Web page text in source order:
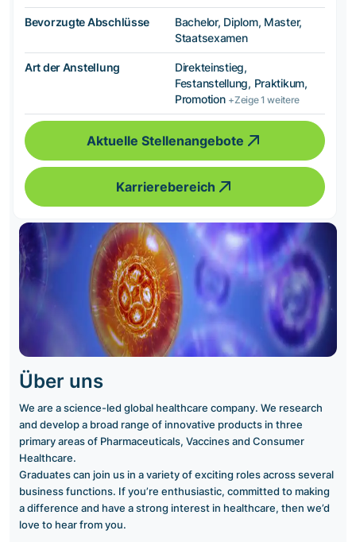
Bevorzugte Abschlüsse
Bachelor, Diplom, Master,
Staatsexamen
Art der Anstellung
Direkteinstieg,
Festanstellung, Praktikum,
Promotion +Zeige 1 weitere
Aktuelle Stellenangebote
Karrierebereich
Über uns
We are a science-led global healthcare company. We research
and develop a broad range of innovative products in three
primary areas of Pharmaceuticals, Vaccines and Consumer
Healthcare.
Graduates can join us in a variety of exciting roles across several
business functions. If you’re enthusiastic, committed to making
a difference and have a strong interest in healthcare, then we’d
love to hear from you.